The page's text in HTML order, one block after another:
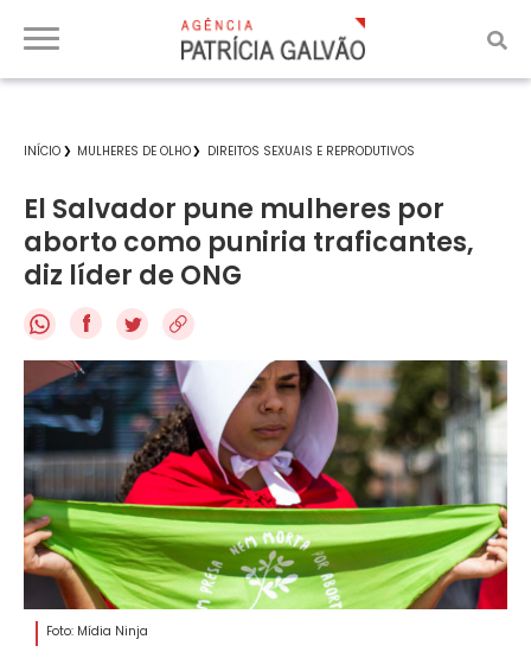
INÍCIO MULHERES DE OLHO DIREITOS SEXUAIS E REPRODUTIVOS
El Salvador pune mulheres por
aborto como puniria traficantes,
diz líder de ONG
f
Foto: Mídia Ninja